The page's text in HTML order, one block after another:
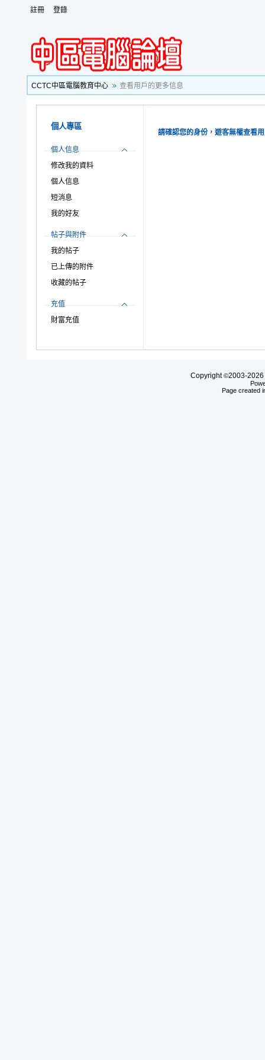
註冊 登錄
CCTC中區電腦教育中心 查看用戶的更多信息
個人專區
個人信息
修改我的資料
個人信息
短消息
我的好友
帖子與附件
我的帖子
已上傳的附件
收藏的帖子
充值
財富充值
請確認您的身份，遊客無權查看
Copyright©2003-2026
Page created